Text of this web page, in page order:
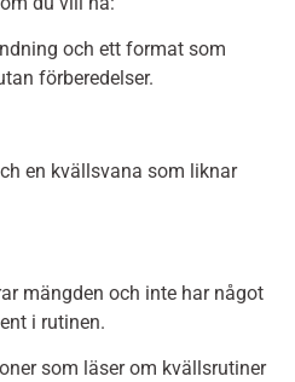
och ett format som
förberedelser.
en kvällsvana som liknar
mängden och inte har något
i rutinen.
som läser om kvällsrutiner